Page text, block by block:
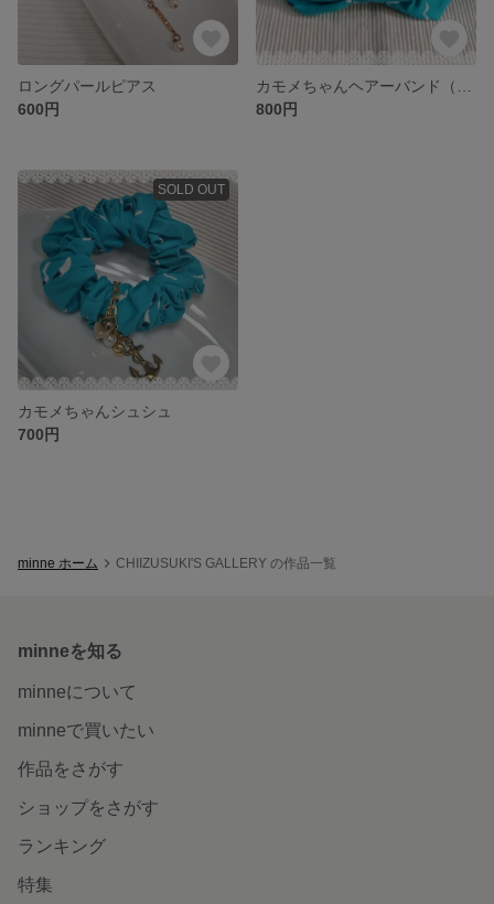
ロングパールピアス
600円
800円
SOLD OUT
カモメちゃんシュシュ
700円
minne ホーム CHIIZUSUKI'S GALLERY の作品一覧
minneを知る
minneについて
minneで買いたい
作品をさがす
ショップをさがす
ランキング
特集